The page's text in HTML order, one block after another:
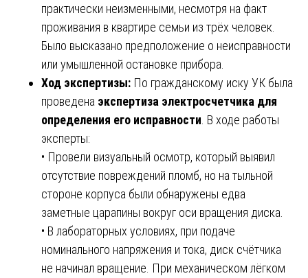
практически неизменными, несмотря на факт
проживания в квартире семьи из трёх человек.
Было высказано предположение о неисправности
или умышленной остановке прибора.
Ход экспертизы: По гражданскому иску УК была
проведена экспертиза электросчетчика для
определения его исправности . В ходе работы
эксперты:
• Провели визуальный осмотр, который выявил
отсутствие повреждений пломб, но на тыльной
стороне корпуса были обнаружены едва
заметные царапины вокруг оси вращения диска.
• В лабораторных условиях, при подаче
номинального напряжения и тока, диск счётчика
не начинал вращение. При механическом лёгком